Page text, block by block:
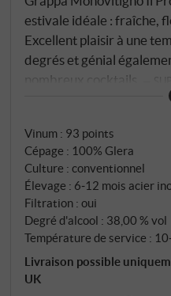
estivale idéale : fraîche,
Excellent plaisir à une
degrés et génial
nombreux cocktails.
Vinum : 93 points
Cépage : 100% Glera
Culture : conventionnel
Élevage : 6‑12 mois acier
Filtration : oui
Degré d'alcool : 38,00 % vol
Température de service :
Livraison possible
UK